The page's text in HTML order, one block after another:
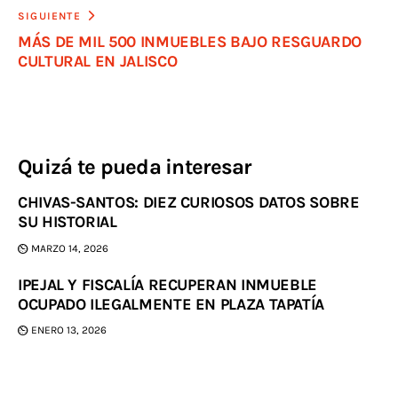
SIGUIENTE
MÁS DE MIL 500 INMUEBLES BAJO RESGUARDO
CULTURAL EN JALISCO
Quizá te pueda interesar
CHIVAS-SANTOS: DIEZ CURIOSOS DATOS SOBRE
SU HISTORIAL
MARZO 14, 2026
IPEJAL Y FISCALÍA RECUPERAN INMUEBLE
OCUPADO ILEGALMENTE EN PLAZA TAPATÍA
ENERO 13, 2026